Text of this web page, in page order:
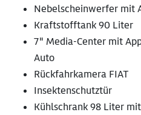
Nebelscheinwerfer mit
Kraftstofftank 90 Liter
7" Media-Center mit
Auto
Rückfahrkamera FIAT
Insektenschutztür
Kühlschrank 98 Liter